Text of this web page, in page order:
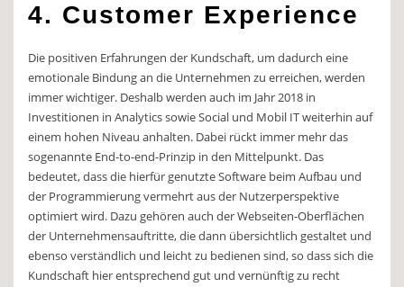
4. Customer Experience
Die positiven Erfahrungen der Kundschaft, um dadurch eine
emotionale Bindung an die Unternehmen zu erreichen, werden
immer wichtiger. Deshalb werden auch im Jahr 2018 in
Investitionen in Analytics sowie Social und Mobil IT weiterhin auf
einem hohen Niveau anhalten. Dabei rückt immer mehr das
sogenannte End-to-end-Prinzip in den Mittelpunkt. Das
bedeutet, dass die hierfür genutzte Software beim Aufbau und
der Programmierung vermehrt aus der Nutzerperspektive
optimiert wird. Dazu gehören auch der Webseiten-Oberflächen
der Unternehmensauftritte, die dann übersichtlich gestaltet und
ebenso verständlich und leicht zu bedienen sind, so dass sich die
Kundschaft hier entsprechend gut und vernünftig zu recht